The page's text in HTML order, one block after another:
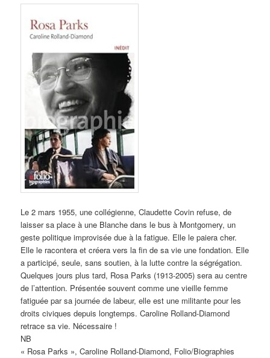
Le 2 mars 1955, une collégienne, Claudette Covin refuse, de
laisser sa place à une Blanche dans le bus à Montgomery, un
geste politique improvisée due à la fatigue. Elle le paiera cher.
Elle le racontera et créera vers la fin de sa vie une fondation. Elle
a participé, seule, sans soutien, à la lutte contre la ségrégation.
Quelques jours plus tard, Rosa Parks (1913-2005) sera au centre
de l’attention. Présentée souvent comme une vieille femme
fatiguée par sa journée de labeur, elle est une militante pour les
droits civiques depuis longtemps. Caroline Rolland-Diamond
retrace sa vie. Nécessaire !
NB
« Rosa Parks », Caroline Rolland-Diamond, Folio/Biographies